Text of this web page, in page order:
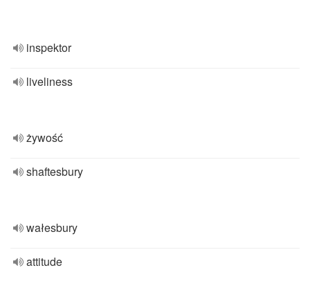
inspektor
liveliness
żywość
shaftesbury
wałesbury
attitude